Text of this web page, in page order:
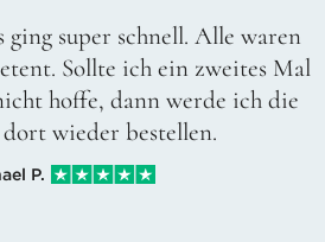
ging super schnell. Alle waren
Sollte ich ein zweites Mal
hoffe, dann werde ich die
wieder bestellen.
P.